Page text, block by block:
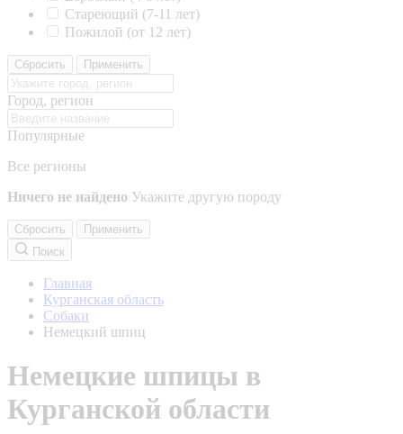
Стареющий (7-11 лет)
Пожилой (от 12 лет)
Сбросить Применить
Город, регион
Популярные
Все регионы
Ничего не найдено Укажите другую породу
Сбросить
Применить
Поиск
Главная
Курганская область
Собаки
Немецкий шпиц
Немецкие шпицы в
Курганской области